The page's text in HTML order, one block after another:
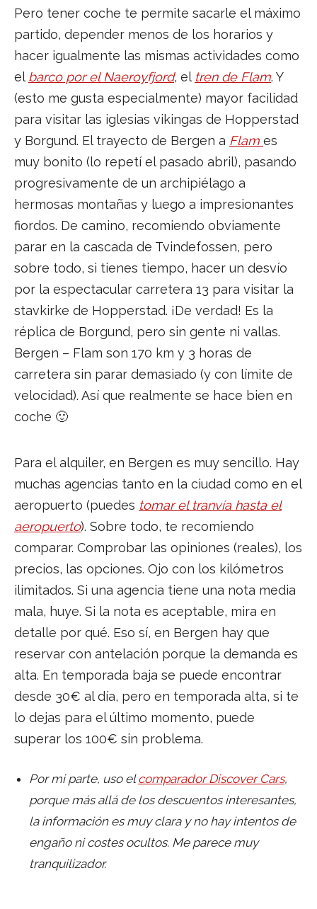
Pero tener coche te permite sacarle el máximo
partido, depender menos de los horarios y
hacer igualmente las mismas actividades como
el barco por el Naeroyfjord, el tren de Flam. Y
(esto me gusta especialmente) mayor facilidad
para visitar las iglesias vikingas de Hopperstad
y Borgund. El trayecto de Bergen a Flam es
muy bonito (lo repetí el pasado abril), pasando
progresivamente de un archipiélago a
hermosas montañas y luego a impresionantes
fiordos. De camino, recomiendo obviamente
parar en la cascada de Tvindefossen, pero
sobre todo, si tienes tiempo, hacer un desvío
por la espectacular carretera 13 para visitar la
stavkirke de Hopperstad. ¡De verdad! Es la
réplica de Borgund, pero sin gente ni vallas.
Bergen – Flam son 170 km y 3 horas de
carretera sin parar demasiado (y con límite de
velocidad). Así que realmente se hace bien en
coche 🙂
Para el alquiler, en Bergen es muy sencillo. Hay
muchas agencias tanto en la ciudad como en el
aeropuerto (puedes tomar el tranvía hasta el
aeropuerto). Sobre todo, te recomiendo
comparar. Comprobar las opiniones (reales), los
precios, las opciones. Ojo con los kilómetros
ilimitados. Si una agencia tiene una nota media
mala, huye. Si la nota es aceptable, mira en
detalle por qué. Eso sí, en Bergen hay que
reservar con antelación porque la demanda es
alta. En temporada baja se puede encontrar
desde 30€ al día, pero en temporada alta, si te
lo dejas para el último momento, puede
superar los 100€ sin problema.
Por mi parte, uso elcomparador Discover Cars,
porque más allá de los descuentos interesantes,
la información es muy clara y no hay intentos de
engaño ni costes ocultos. Me parece muy
tranquilizador.